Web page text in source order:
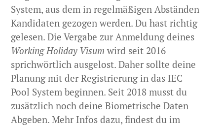
System, aus dem in regelmäßigen Abständen
Kandidaten gezogen werden. Du hast richtig
gelesen. Die Vergabe zur Anmeldung deines
Working Holiday Visum wird seit 2016
sprichwörtlich ausgelost. Daher sollte deine
Planung mit der Registrierung in das IEC
Pool System beginnen. Seit 2018 musst du
zusätzlich noch deine Biometrische Daten
Abgeben. Mehr Infos dazu, findest du im